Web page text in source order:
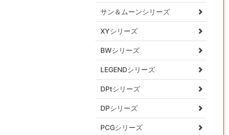
サン＆ムーンシリーズ
XYシリーズ
BWシリーズ
LEGENDシリーズ
DPtシリーズ
DPシリーズ
PCGシリーズ